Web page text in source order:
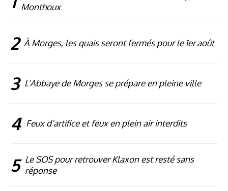
Monthoux
2 À Morges, les quais seront fermés pour le 1er août
3 L’Abbaye de Morges se prépare en pleine ville
4 Feux d’artifice et feux en plein air interdits
5 Le SOS pour retrouver Klaxon est resté sans
réponse